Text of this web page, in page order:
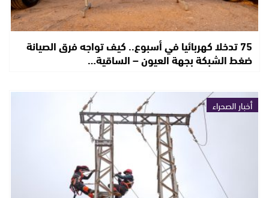
75 تدخلا كهربائيا في أسبوع.. كيف تواجه فرق الصيانة
ضغط الشبكة بجهة العيون – الساقية…
أخبار الصحراء